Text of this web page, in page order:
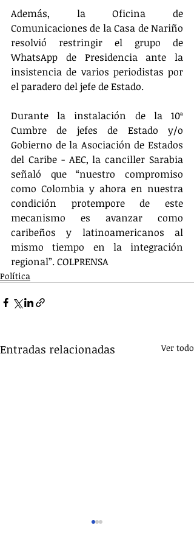
Además, la Oficina de
Comunicaciones de la Casa de Nariño
resolvió restringir el grupo de
WhatsApp de Presidencia ante la
insistencia de varios periodistas por
el paradero del jefe de Estado.
Durante la instalación de la 10ª
Cumbre de jefes de Estado y/o
Gobierno de la Asociación de Estados
del Caribe - AEC, la canciller Sarabia
señaló que “nuestro compromiso
como Colombia y ahora en nuestra
condición protempore de este
mecanismo es avanzar como
caribeños y latinoamericanos al
mismo tiempo en la integración
regional”. COLPRENSA
Política
Entradas relacionadas Ver todo